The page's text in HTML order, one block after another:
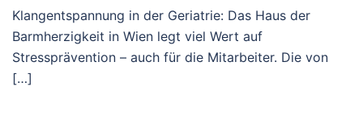
Klangentspannung in der Geriatrie: Das Haus der
Barmherzigkeit in Wien legt viel Wert auf
Stressprävention – auch für die Mitarbeiter. Die von
[…]